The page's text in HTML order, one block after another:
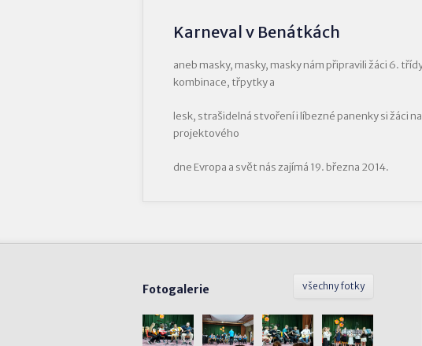
Karneval v Benátkách
aneb masky, masky, masky nám připravili žáci 6. třídy
kombinace, třpytky a
lesk, strašidelná stvoření i líbezné panenky si žáci
projektového
dne Evropa a svět nás zajímá 19. března 2014.
všechny fotky
Fotogalerie